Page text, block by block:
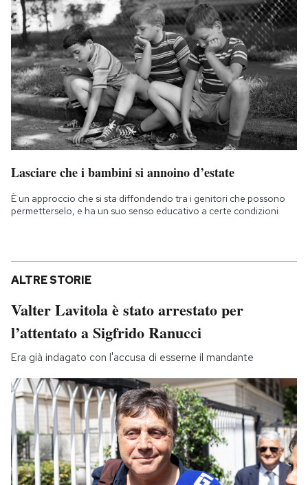
Lasciare che i bambini si annoino d’estate
È un approccio che si sta diffondendo tra i genitori che possono
permetterselo, e ha un suo senso educativo a certe condizioni
ALTRE STORIE
Valter Lavitola è stato arrestato per
l’attentato a Sigfrido Ranucci
Era già indagato con l'accusa di esserne il mandante